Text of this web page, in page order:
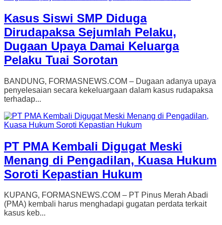
Kasus Siswi SMP Diduga
Dirudapaksa Sejumlah Pelaku,
Dugaan Upaya Damai Keluarga
Pelaku Tuai Sorotan
BANDUNG, FORMASNEWS.COM – Dugaan adanya upaya
penyelesaian secara kekeluargaan dalam kasus rudapaksa
terhadap...
PT PMA Kembali Digugat Meski
Menang di Pengadilan, Kuasa Hukum
Soroti Kepastian Hukum
KUPANG, FORMASNEWS.COM – PT Pinus Merah Abadi
(PMA) kembali harus menghadapi gugatan perdata terkait
kasus keb...